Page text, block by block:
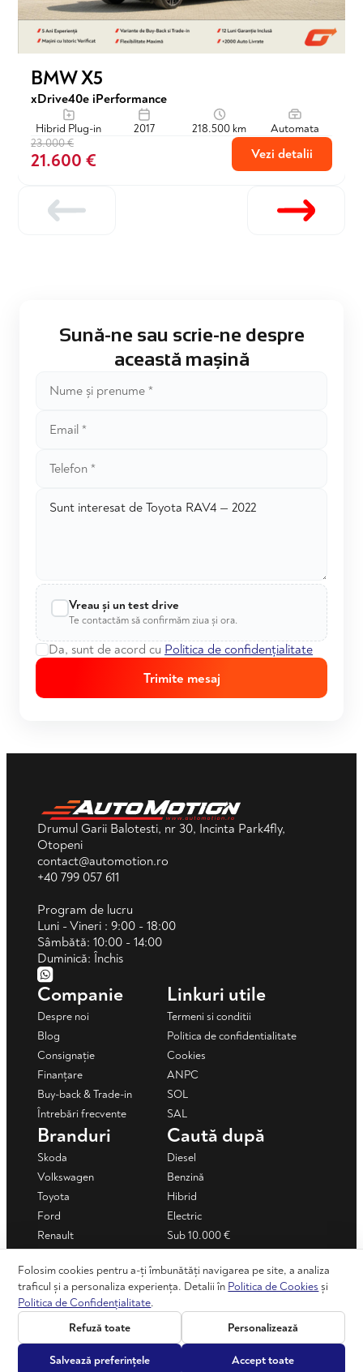
BMW X5
xDrive40e iPerformance
Hibrid Plug-in 2017 218.500 km
Automata
23.000 €
21.600 € Vezi detalii
Sună-ne sau scrie-ne despre
această mașină
Vreau și un test drive
Te contactăm să confirmăm ziua și ora.
Da, sunt de acord cu Politica de confidențialitate
Trimite mesaj
Drumul Garii Balotesti, nr 30, Incinta Park4fly,
Otopeni
contact@automotion.ro
+40 799 057 611
Program de lucru
Luni - Vineri : 9:00 - 18:00
Sâmbătă: 10:00 - 14:00
Duminică: Închis
Companie
Despre noi
Blog
Consignație
Finanțare
Buy-back & Trade-in
Întrebări frecvente
Linkuri utile
Termeni si conditii
Politica de confidentialitate
Cookies
ANPC
SOL
SAL
Branduri
Skoda
Volkswagen
Toyota
Ford
Renault
Dacia
+ Vezi toate
Caută după
Diesel
Benzină
Hibrid
Electric
Sub 10.000 €
Mașini în rate
©2026 automotion.ro - Toate drepturile rezervate
Folosim cookies pentru a-ți îmbunătăți navigarea pe site, a analiza
traficul și a personaliza experiența. Detalii în Politica de Cookies și
Politica de Confidențialitate.
Refuză toate
Personalizează
Salvează preferințele Accept toate